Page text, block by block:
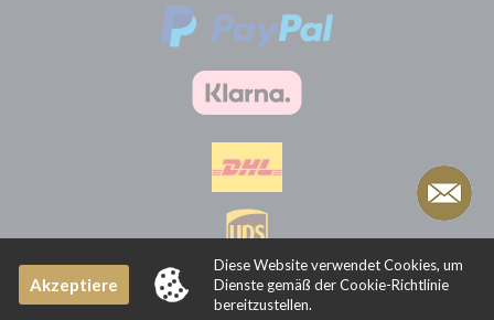
Akzeptiere
Diese Website verwendet Cookies, um
Dienste gemäß der Cookie-Richtlinie
bereitzustellen.
Sklepy internetowe CStore